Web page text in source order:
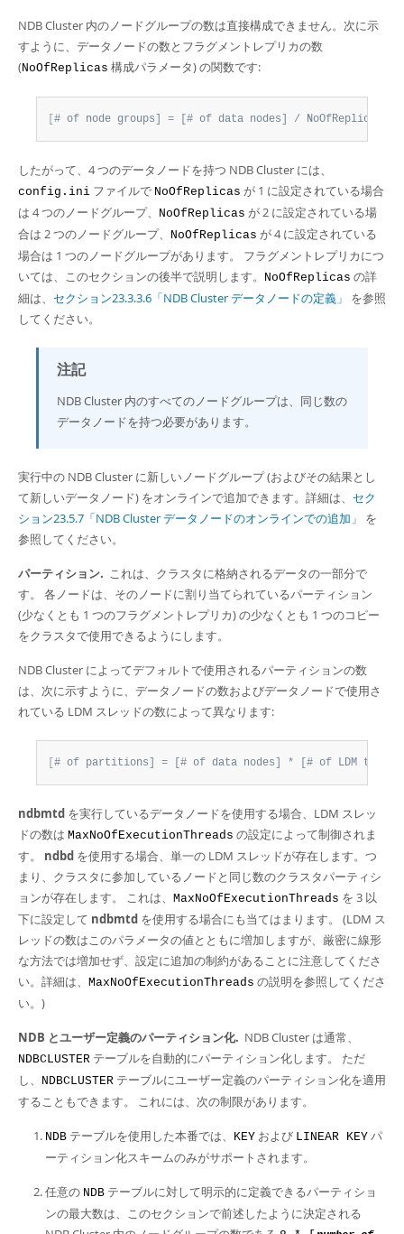
NDB Cluster 内のノードグループの数は直接構成できません。次に示
すように、データノードの数とフラグメントレプリカの数
(NoOfReplicas 構成パラメータ) の関数です:
# of node groups] = [# of data nodes] / NoOfReplicas
したがって、4 つのデータノードを持つ NDB Cluster には、
config.ini ファイルで NoOfReplicas が 1 に設定されている場合
は 4 つのノードグループ、
NoOfReplicas が 2 に設定されている場
合は 2 つのノードグループ、
NoOfReplicas が 4 に設定されている
場合は 1 つのノードグループがあります。 フラグメントレプリカにつ
いては、このセクションの後半で説明します。
NoOfReplicas の詳
細は、 セクション23.3.3.6「NDB Cluster データノードの定義」
を参照
してください。
注記
NDB Cluster 内のすべてのノードグループは、同じ数の
データノードを持つ必要があります。
実行中の NDB Cluster に新しいノードグループ (およびその結果とし
て新しいデータノード) をオンラインで追加できます。詳細は、 セク
ション23.5.7「NDB Cluster データノードのオンラインでの追加」
を
参照してください。
パーティション. これは、クラスタに格納されるデータの一部分で
す。 各ノードは、そのノードに割り当てられているパーティション
(少なくとも 1 つのフラグメントレプリカ) の少なくとも 1 つのコピー
をクラスタで使用できるようにします。
NDB Cluster によってデフォルトで使用されるパーティションの数
は、次に示すように、データノードの数およびデータノードで使用さ
れている LDM スレッドの数によって異なります:
# of partitions] = [# of data nodes] * [# of LDM
ndbmtd を実行しているデータノードを使用する場合、LDM スレッ
ドの数は MaxNoOfExecutionThreads の設定によって制御されま
す。 ndbd を使用する場合、単一の LDM スレッドが存在します。つ
まり、クラスタに参加しているノードと同じ数のクラスタパーティシ
ョンが存在します。 これは、 MaxNoOfExecutionThreads を 3 以
下に設定して ndbmtd を使用する場合にも当てはまります。 (LDM ス
レッドの数はこのパラメータの値とともに増加しますが、厳密に線形
な方法では増加せず、設定に追加の制約があることに注意してくださ
い。詳細は、 MaxNoOfExecutionThreads の説明を参照してくださ
い。)
NDB とユーザー定義のパーティション化. NDB Cluster は通常、
NDBCLUSTER テーブルを自動的にパーティション化します。 ただ
し、
NDBCLUSTER テーブルにユーザー定義のパーティション化を適用
することもできます。 これには、次の制限があります。
NDB テーブルを使用した本番では、 KEY および LINEAR KEY パ
ーティション化スキームのみがサポートされます。
任意の NDB テーブルに対して明示的に定義できるパーティショ
ンの最大数は、このセクションで前述したように決定される